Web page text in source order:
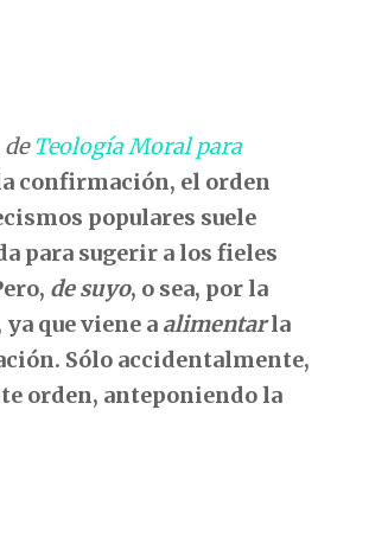
deTeología Moral para
confirmación, el orden
populares suele
para sugerir a los fieles
de suyo, o sea, por la
que viene a alimentarla
Sólo accidentalmente,
orden, anteponiendo la